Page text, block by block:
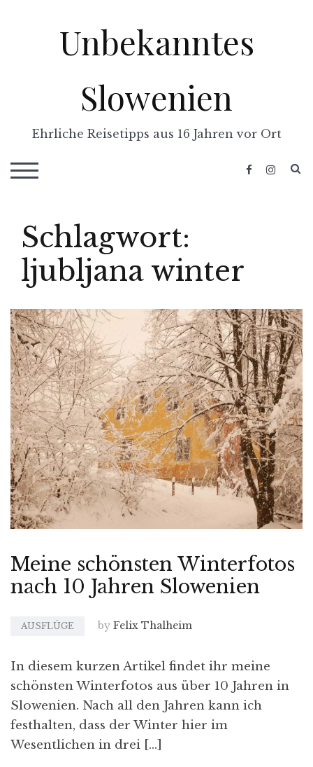
Unbekanntes
Slowenien
Ehrliche Reisetipps aus 16 Jahren vor Ort
TOGGLE MOBILE MENU
Schlagwort:
ljubljana winter
Meine schönsten Winterfotos
nach 10 Jahren Slowenien
AUSFLÜGE by Felix Thalheim
In diesem kurzen Artikel findet ihr meine
schönsten Winterfotos aus über 10 Jahren in
Slowenien. Nach all den Jahren kann ich
festhalten, dass der Winter hier im
Wesentlichen in drei […]